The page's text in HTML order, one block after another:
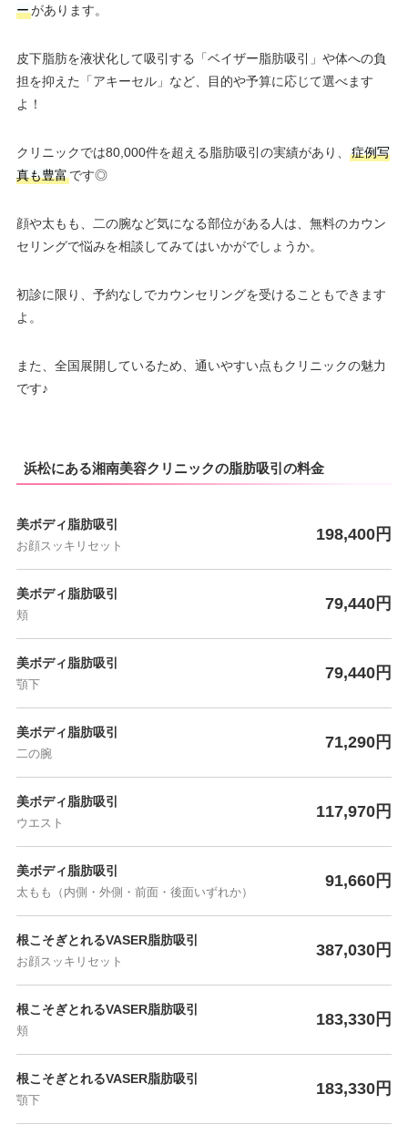
ーがあります。
皮下脂肪を液状化して吸引する「ベイザー脂肪吸引」や体への負
担を抑えた「アキーセル」など、目的や予算に応じて選べます
よ！
クリニックでは80,000件を超える脂肪吸引の実績があり、
症例写
真も豊富です◎
顔や太もも、二の腕など気になる部位がある人は、無料のカウン
セリングで悩みを相談してみてはいかがでしょうか。
初診に限り、予約なしでカウンセリングを受けることもできます
よ。
また、全国展開しているため、通いやすい点もクリニックの魅力
です♪
浜松にある湘南美容クリニックの脂肪吸引の料金
美ボディ脂肪吸引
お顔スッキリセット
198,400円
美ボディ脂肪吸引
頬
79,440円
美ボディ脂肪吸引
顎下
79,440円
美ボディ脂肪吸引
二の腕
71,290円
美ボディ脂肪吸引
ウエスト
117,970円
美ボディ脂肪吸引
太もも（内側・外側・前面・後面いずれか）
91,660円
根こそぎとれるVASER脂肪吸引
お顔スッキリセット
387,030円
根こそぎとれるVASER脂肪吸引
頬
183,330円
根こそぎとれるVASER脂肪吸引
顎下
183,330円